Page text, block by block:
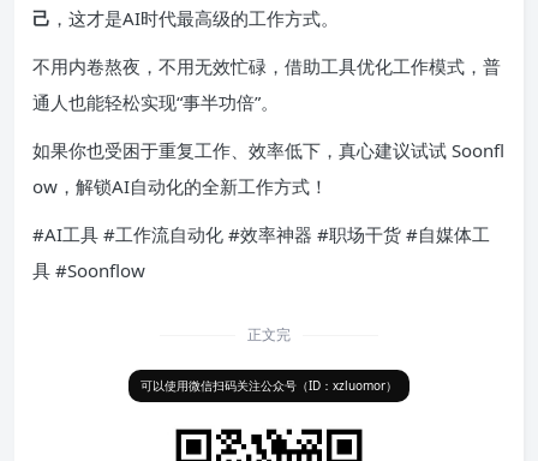
己 ，这才是AI时代最高级的工作方式。
不用内卷熬夜，不用无效忙碌，借助工具优化工作模式，普
通人也能轻松实现“事半功倍”。
如果你也受困于重复工作、效率低下，真心建议试试 Soonfl
ow，解锁AI自动化的全新工作方式！
#AI工具 #工作流自动化 #效率神器 #职场干货 #自媒体工
具 #Soonflow
正文完
可以使用微信扫码关注公众号（ID：xzluomor）